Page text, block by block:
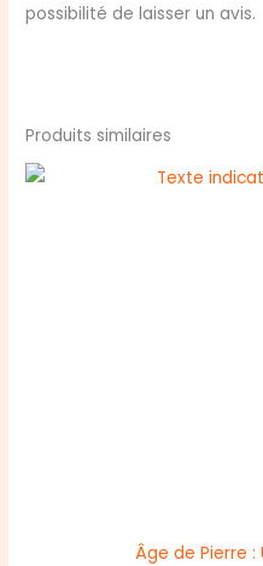
possibilité de laisser un avis.
Produits similaires
Âge de Pierre :